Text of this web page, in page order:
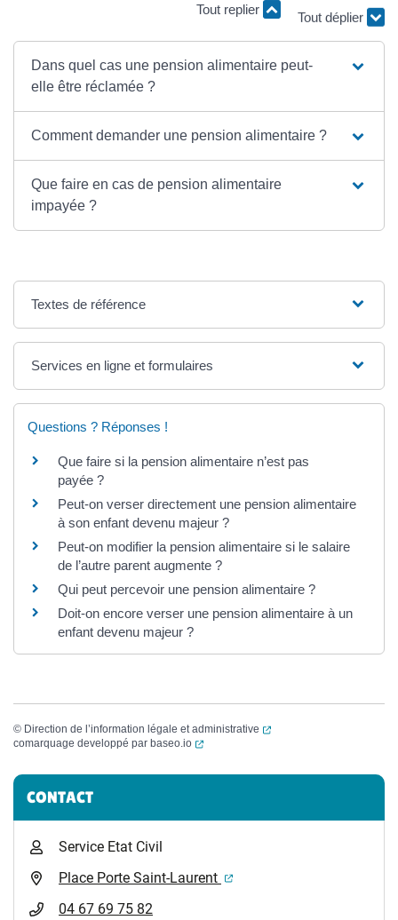
Tout replier
Tout déplier
Dans quel cas une pension alimentaire peut-
elle être réclamée ?
Comment demander une pension alimentaire ?
Que faire en cas de pension alimentaire
impayée ?
Textes de référence
Services en ligne et formulaires
Questions ? Réponses !
Que faire si la pension alimentaire n’est pas
payée ?
Peut-on verser directement une pension alimentaire
à son enfant devenu majeur ?
Peut-on modifier la pension alimentaire si le salaire
de l’autre parent augmente ?
Qui peut percevoir une pension alimentaire ?
Doit-on encore verser une pension alimentaire à un
enfant devenu majeur ?
© Direction de l’information légale et administrative
(ouverture dans un
comarquage developpé par baseo.io (ouverture dans un nouvel onglet)
Informations complémentaires
CONTACT
Service Etat Civil
Place Porte Saint-Laurent
(ouverture dans un
04 67 69 75 82